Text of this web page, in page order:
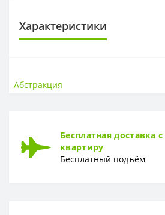
Характеристики
Основа
РУЛОН
Абстракция
Бесплатная доставка
квартиру
Бесплатный подъём